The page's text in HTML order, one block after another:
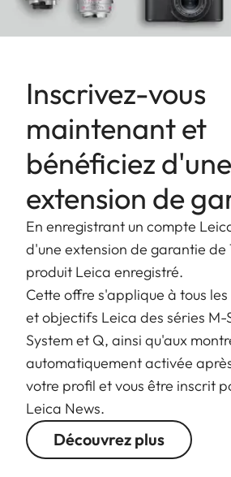
Inscrivez-vous
maintenant et
bénéficiez d'une
extension de
En enregistrant un compte
d'une extension de garantie de
produit Leica enregistré.
Cette offre s'applique à tous
et objectifs Leica des séries M-
System et Q, ainsi qu'aux
automatiquement activée
votre profil et vous être inscrit
Leica News.
Découvrez plus